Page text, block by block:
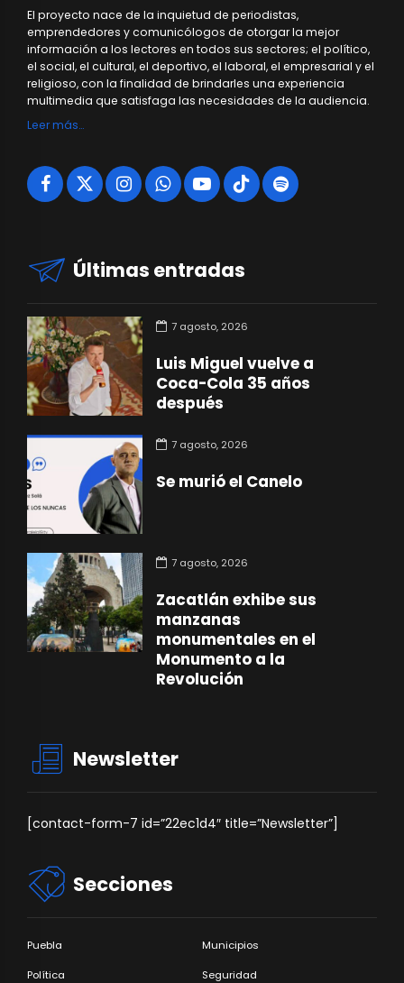
El proyecto nace de la inquietud de periodistas,
emprendedores y comunicólogos de otorgar la mejor
información a los lectores en todos sus sectores; el político,
el social, el cultural, el deportivo, el laboral, el empresarial y el
religioso, con la finalidad de brindarles una experiencia
multimedia que satisfaga las necesidades de la audiencia.
Leer más…
Últimas entradas
7 agosto, 2026
Luis Miguel vuelve a
Coca-Cola 35 años
después
7 agosto, 2026
Se murió el Canelo
7 agosto, 2026
Zacatlán exhibe sus
manzanas
monumentales en el
Monumento a la
Revolución
Newsletter
[contact-form-7 id=”22ec1d4″ title=”Newsletter”]
Secciones
Puebla Municipios
Política Seguridad